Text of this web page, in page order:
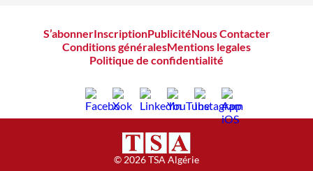
S’abonnerInscriptionPublicitéNous Contacter
Conditions généralesMentions legales
Politique de confidentialité
© 2026 TSA Algérie